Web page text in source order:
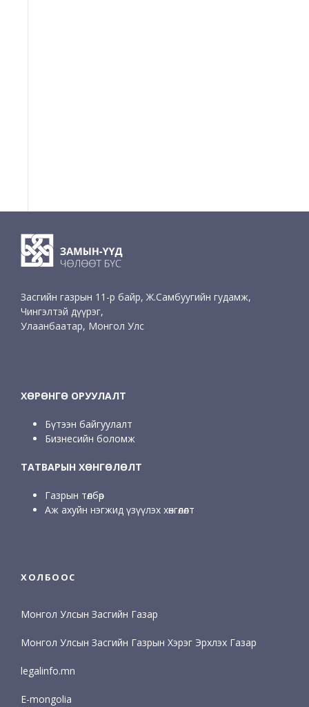
Засгийн газрын 11-р байр, Ж.Самбуугийн гудамж,
Чингэлтэй дүүрэг,
Улаанбаатар, Монгол Улс
ХӨРӨНГӨ ОРУУЛАЛТ
Бүтээн байгуулалт
Бизнесийн боломж
ТАТВАРЫН ХӨНГӨЛӨЛТ
Газрын төлбөр
Аж ахуйн нэгжид үзүүлэх хөнгөлөлт
ХОЛБООС
Монгол Улсын Засгийн Газар
Монгол Улсын Засгийн Газрын Хэрэг Эрхлэх Газар
legalinfo.mn
E-mongolia